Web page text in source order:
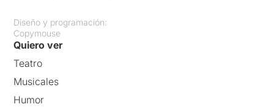
Diseño y programación:
Copymouse
Quiero ver
Teatro
Musicales
Humor